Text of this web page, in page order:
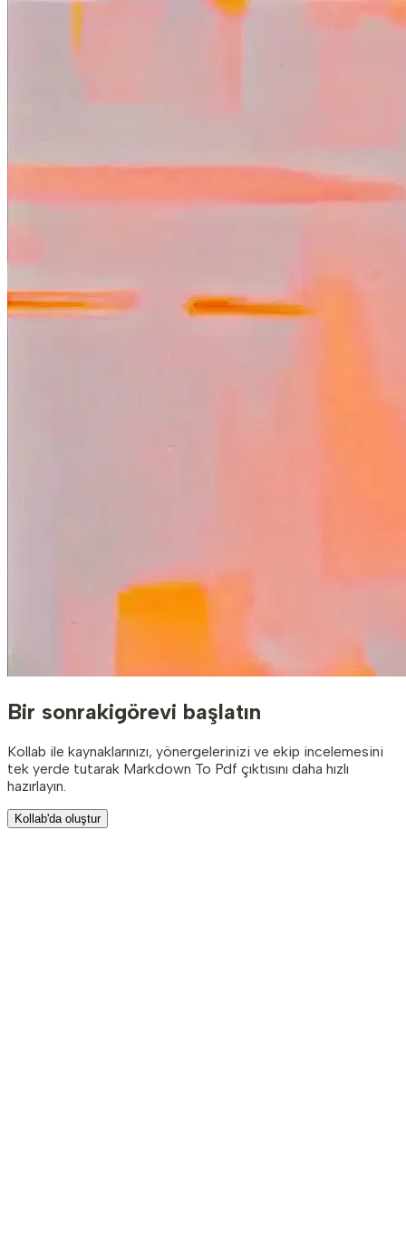
Bir sonrakigörevi başlatın
Kollab ile kaynaklarınızı, yönergelerinizi ve ekip incelemesini
tek yerde tutarak Markdown To Pdf çıktısını daha hızlı
hazırlayın.
Kollab'da oluştur